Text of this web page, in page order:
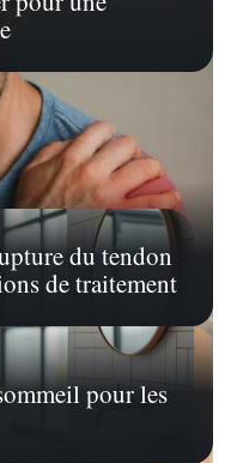
pour les
du tendon
de traitement